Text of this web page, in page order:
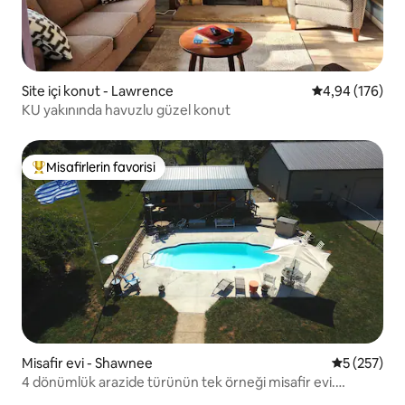
Site içi konut - Lawrence 5 üzerinden
4,94 (176)
KU yakınında havuzlu güzel konut
Misafirlerin favorilerinden en beğenilenler arasında
Misafirlerin favorisi
Misafir evi - Shawnee 55 (257)
4 dönümlük arazide türünün tek örneği misafir evi.